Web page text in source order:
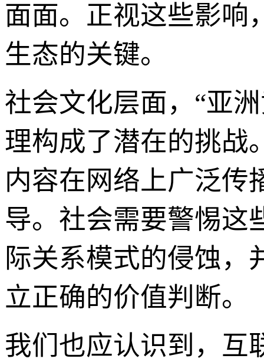
面面。正视这些影响
生态的关键。
社会文化层面，“亚
理构成了潜在的挑战
内容在网络上广泛传
导。社会需要警惕这
际关系模式的侵蚀，
立正确的价值判断。
我们也应认识到，互